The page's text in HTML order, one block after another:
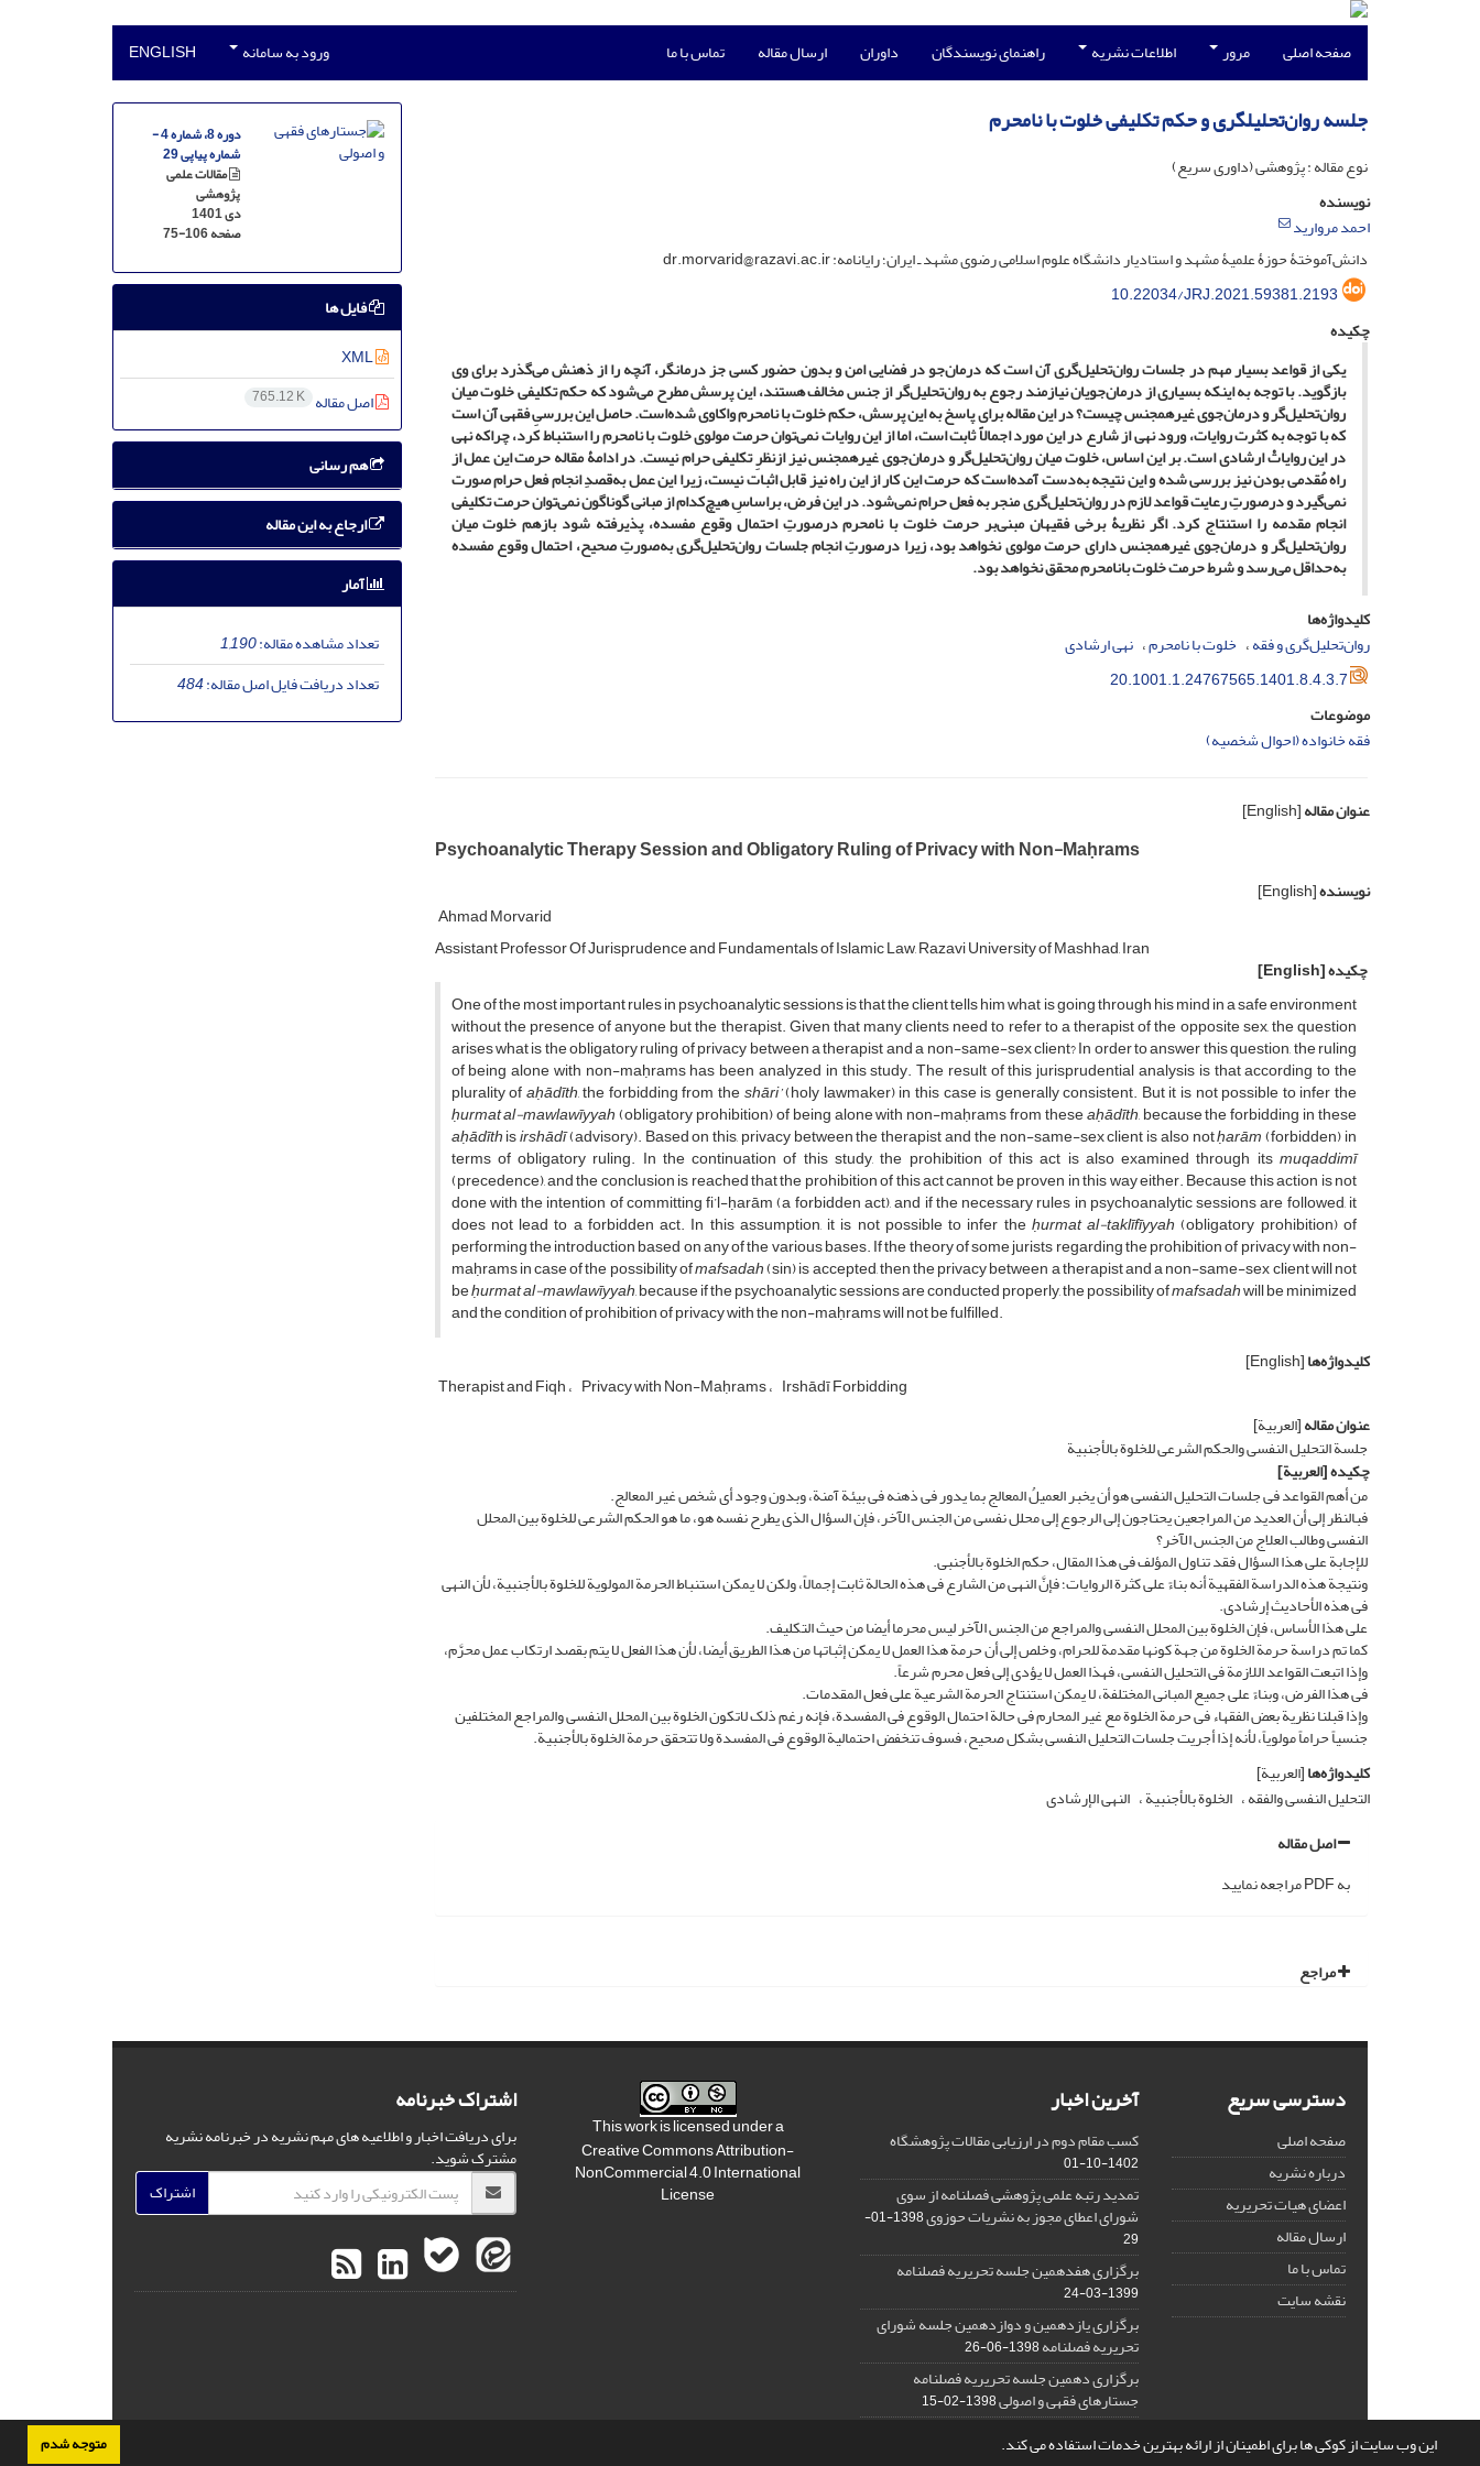
این وب سایت از کوکی ها برای اطمینان از ارائه بهترین خدمات استفاده می کند. متوجه شدم
صفحه اصلی مرور اطلاعات نشریه راهنمای نویسندگان داوران ارسال مقاله تماس با ما ورود به سامانه ENGLISH
جلسه روان‌تحلیلگری و حکم تکلیفی خلوت با نامحرم
نوع مقاله : پژوهشی (داوری سریع)
نویسنده
احمد مروارید
دانش‌آموختۀ حوزۀ علمیۀ مشهد و استادیار دانشگاه علوم اسلامی رضوی مشهد ـ ایران؛ رایانامه: dr.morvarid@razavi.ac.ir
10.22034/JRJ.2021.59381.2193
چکیده
یکی از قواعد بسیار مهم در جلسات روان‌تحلیل‌گری آن است که درمان‌جو در فضایی امن و بدون حضور کسی جز درمانگر، آنچه را از ذهنش می‌گذرد برای وی
بازگوید. با توجه به اینکه بسیاری از درمان‌جویان نیازمند رجوع به روان‌تحلیل‌گر از جنس مخالف هستند، این پرسش مطرح می‌شود که حکم تکلیفی خلوت میان
روان‌تحلیل‌گر و درمان‌جوی غیرهمجنس چیست؟ در این مقاله برای پاسخ به این پرسش، حکم خلوت با نامحرم واکاوی شده‌است. حاصل این بررسیِ فقهی آن است
که با توجه به کثرت روایات، ورود نهی از شارع در این مورد اجمالاً ثابت است، اما از این روایات نمی‌توان حرمت مولوی خلوت با نامحرم را استنباط کرد، چراکه نهی
در این روایاتْ ارشادی است. بر این اساس، خلوت میان روان‌تحلیل‌گر و درمان‌جوی غیرهمجنس نیز ازنظرِ تکلیفی حرام نیست. در ادامۀ مقاله حرمت این عمل از
راه مُقدمی‌ بودن نیز بررسی شده و این نتیجه به‌دست آمده‌است که حرمت این کار از این راه نیز قابل اثبات نیست، زیرا این عمل به‌قصدِ انجام فعل حرام صورت
نمی‌گیرد و درصورتِ رعایت قواعد لازم در روان‌تحلیل‌گری منجر به فعل حرام نمی‌شود. در این فرض، براساسِ هیچ‌کدام از مبانی گوناگون نمی‌توان حرمت تکلیفی
انجام مقدمه را استنتاج کرد. اگر نظریۀ برخی فقیهان مبنی‌بر حرمت خلوت با نامحرم درصورتِ احتمال وقوع مفسده، پذیرفته شود بازهم خلوت میان
روان‌تحلیل‌گر و درمان‌جوی غیرهمجنس دارای حرمت مولوی نخواهد بود، زیرا درصورتِ انجام جلسات روان‌تحلیل‌گری به‌صورتِ صحیح، احتمال وقوع مفسده
به‌حداقل می‌رسد و شرط حرمت خلوت بانامحرم محقق نخواهد بود.
کلیدواژه‌ها
روان‌تحلیل‌گری و فقه خلوت با نامحرم نهی ارشادی
20.1001.1.24767565.1401.8.4.3.7
موضوعات
فقه خانواده (احوال شخصیه)
عنوان مقاله[English]
Psychoanalytic Therapy Session and Obligatory Ruling of Privacy with Non-Maḥrams
نویسنده[English]
Ahmad Morvarid
Assistant Professor Of Jurisprudence and Fundamentals of Islamic Law, Razavi University of Mashhad, Iran
چکیده[English]
One of the most important rules in psychoanalytic sessions is that the client tells him what is going through his mind in a safe environment
without the presence of anyone but the therapist. Given that many clients need to refer to a therapist of the opposite sex, the question
arises what is the obligatory ruling of privacy between a therapist and a non-same-sex client? In order to answer this question, the ruling
of being alone with non-maḥrams has been analyzed in this study. The result of this jurisprudential analysis is that according to the
plurality ofaḥādīth, the forbidding from theshāri’(holy lawmaker) in this case is generally consistent. But it is not possible to infer the
ḥurmat al-mawlawīyyah(obligatory prohibition) of being alone with non-maḥrams from theseaḥādīth, because the forbidding in these
aḥādīthisirshādī(advisory). Based on this, privacy between the therapist and the non-same-sex client is also notḥarām(forbidden) in
terms of obligatory ruling. In the continuation of this study, the prohibition of this act is also examined through its muqaddimī
(precedence), and the conclusion is reached that the prohibition of this act cannot be proven in this way either. Because this action is not
done with the intention of committing fi’l-ḥarām (a forbidden act), and if the necessary rules in psychoanalytic sessions are followed, it
does not lead to a forbidden act. In this assumption, it is not possible to infer theḥurmatal-taklīfīyyah (obligatory prohibition) of
performing the introduction based on any of the various bases. If the theory of some jurists regarding the prohibition of privacy with non-
maḥrams in case of the possibility ofmafsadah(sin) is accepted, then the privacy between a therapist and a non-same-sex client will not
beḥurmat al-mawlawīyyah, because if the psychoanalytic sessions are conducted properly, the possibility ofmafsadahwill be minimized
and the condition of prohibition of privacy with the non-maḥrams will not be fulfilled.
کلیدواژه‌ها[English]
Therapist and Fiqh Privacy with Non-Maḥrams Irshādī Forbidding
عنوان مقاله[العربیة]
جلسة التحلیل النفسی والحکم الشرعی للخلوة بالأجنبیة
چکیده[العربیة]
من أهم القواعد فی جلسات التحلیل النفسی هو أن یخبر العمیلُ المعالج بما یدور فی ذهنه فی بیئة آمنة، وبدون وجود أی شخص غیر المعالج.
فبالنظر إلى أن العدید من المراجعین یحتاجون إلى الرجوع إلى محلل نفسی من الجنس الآخر، فإن السؤال الذی یطرح نفسه هو، ما هو الحکم الشرعی للخلوة بین المحلل
النفسی وطالب العلاج من الجنس الآخر؟
للإجابة على هذا السؤال فقد تناول المؤلف فی هذا المقال، حکم الخلوة بالأجنبی.
ونتیجة هذه الدراسة الفقهیة أنه بناءً على کثرة الروایات؛ فإنَّ النهی من الشارع فی هذه الحالة ثابت إجمالاً، ولکن لا یمکن استنباط الحرمة المولویة للخلوة بالأجنبیة، لأن النهی
فی هذه الأحادیث إرشادی.
على هذا الأساس، فإن الخلوة بین المحلل النفسی والمراجع من الجنس الآخر لیس محرما أیضا من حیث التکلیف.
کما تم دراسة حرمة الخلوة من جهة کونها مقدمة للحرام، وخلص إلى أن حرمة هذا العمل لا یمکن إثباتها من هذا الطریق أیضا، لأن هذا الفعل لا یتم بقصد ارتکاب عمل محرَّم،
وإذا اتبعت القواعد اللازمة فی التحلیل النفسی، فهذا العمل لا یؤدی إلى فعل محرم شرعاً.
فی هذا الفرض، وبناءً على جمیع المبانی المختلفة، لا یمکن استنتاج الحرمة الشرعیة على فعل المقدمات.
وإذا قبلنا نظریة بعض الفقهاء فی حرمة الخلوة مع غیر المحارم فی حالة احتمال الوقوع فی المفسدة، فإنه رغم ذلک لاتکون الخلوة بین المحلل النفسی والمراجع المختلفین
جنسیاً حراماً مولویاً، لأنه إذا أجریت جلسات التحلیل النفسی بشکل صحیح، فسوف تنخفض احتمالیة الوقوع فی المفسدة ولا تتحقق حرمة الخلوة بالأجنبیة.
کلیدواژه‌ها[العربیة]
التحلیل النفسی والفقه الخلوة بالأجنبیة النهی الإرشادی
اصل مقاله
به PDF مراجعه نمایید
مراجع
دوره 8، شماره 4 -
شماره پیاپی 29
مقالات علمی
پژوهشی
دی 1401
صفحه75-106
فایل ها
XML
اصل مقاله 765.12 K
هم رسانی
ارجاع به این مقاله
آمار
تعداد مشاهده مقاله:1,190
تعداد دریافت فایل اصل مقاله:484
دسترسی سریع
صفحه اصلی
درباره نشریه
اعضای هیات تحریریه
ارسال مقاله
تماس با ما
نقشه سایت
آخرین اخبار
کسب مقام دوم در ارزیابی مقالات پژوهشگاه
1402-10-01
تمدید رتبه علمی پژوهشی فصلنامه از سوی
شورای اعطای مجوز به نشریات حوزوی
1398-01-
29
برگزاری هفدهمین جلسه تحریریه فصلنامه
1399-03-24
برگزاری یازدهمین و دوازدهمین جلسه شورای
تحریریه فصلنامه1398-06-26
برگزاری دهمین جلسه تحریریه فصلنامه
جستارهای فقهی و اصولی1398-02-15
This work is licensed under a
Creative Commons Attribution-
NonCommercial 4.0 International
License
اشتراک خبرنامه
برای دریافت اخبار و اطلاعیه های مهم نشریه در خبرنامه نشریه
مشترک شوید.
اشتراک
© سامانه مدیریت نشریات علمی.قدرت گرفته ازسیناوب